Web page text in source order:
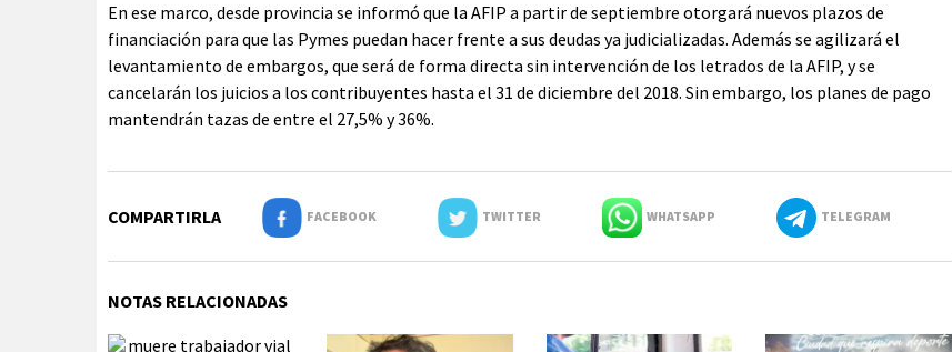
En ese marco, desde provincia se informó que la AFIP a partir de septiembre otorgará nuevos plazos de
financiación para que las Pymes puedan hacer frente a sus deudas ya judicializadas. Además se agilizará el
levantamiento de embargos, que será de forma directa sin intervención de los letrados de la AFIP, y se
cancelarán los juicios a los contribuyentes hasta el 31 de diciembre del 2018. Sin embargo, los planes de pago
mantendrán tazas de entre el 27,5% y 36%.
COMPARTIRLA FACEBOOK TWITTER WHATSAPP TELEGRAM
NOTAS RELACIONADAS